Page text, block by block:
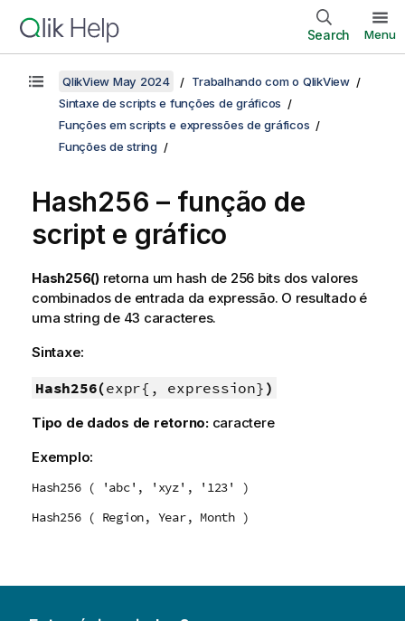
Search Menu
QlikView May 2024
Trabalhando com o QlikView
Sintaxe de scripts e funções de gráficos
Funções em scripts e expressões de gráficos
Funções de string
Hash256 – função de
script e gráfico
Hash256()retorna um hash de 256 bits dos valores
combinados de entrada da expressão. O resultado é
uma string de 43 caracteres.
Sintaxe:
Hash256(expr{, expression} )
Tipo de dados de retorno: caractere
Exemplo:
Hash256 ( 'abc', 'xyz', '123' )
Hash256 ( Region, Year, Month )